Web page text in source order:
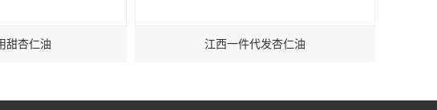
甜杏仁油 江西一件代发杏仁油